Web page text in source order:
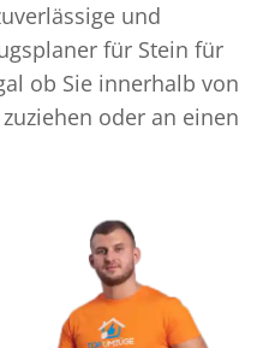
und
für Stein für
ob Sie innerhalb von
oder an einen